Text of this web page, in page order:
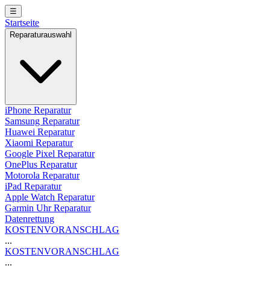
☰
Startseite
Reparaturauswahl
iPhone Reparatur
Samsung Reparatur
Huawei Reparatur
Xiaomi Reparatur
Google Pixel Reparatur
OnePlus Reparatur
Motorola Reparatur
iPad Reparatur
Apple Watch Reparatur
Garmin Uhr Reparatur
Datenrettung
KOSTENVORANSCHLAG
...
KOSTENVORANSCHLAG
...